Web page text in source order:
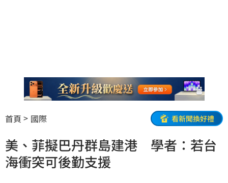
首頁 國際 看新聞換好禮
美、菲擬巴丹群島建港 學者：若台
海衝突可後勤支援